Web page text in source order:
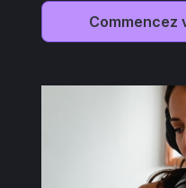
Commencez